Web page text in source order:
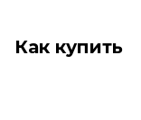
Как купить